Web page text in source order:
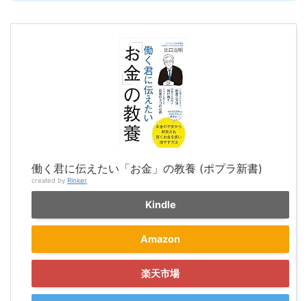
働く君に伝えたい「お金」の教養 (ポプラ新書)
created by Rinker
Kindle
Amazon
楽天市場